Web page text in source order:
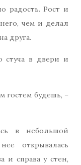
радость. Рост и
чем и делал
друга.
стуча в двери и
гостем будешь, –
в небольшой
открывалась
и справа у стен,